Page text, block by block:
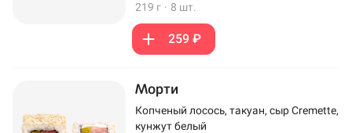
219 г · 8 шт.
259 ₽
Морти
Копченый лосось, такуан, сыр Cremette,
кунжут белый